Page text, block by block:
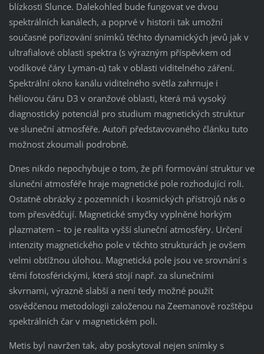
blízkosti Slunce. Dalekohled bude fungovat ve dvou
spektrálních kanálech, a poprvé v historii tak umožní
současné pořizování snímků těchto dynamických jevů jak v
ultrafialové oblasti spektra (s výrazným příspěvkem od
vodíkové čáry Lyman-α) tak v oblasti viditelného záření.
Spektrální okno kanálu viditelného světla zahrnuje i
héliovou čáru D3 v oranžové oblasti, která má vysoký
diagnostický potenciál pro studium magnetických struktur
ve sluneční atmosféře. Autoři představovaného článku tuto
možnost zkoumali podrobně.
Dnes nikdo nepochybuje o tom, že při formování struktur ve
sluneční atmosféře hraje magnetické pole rozhodující roli.
Ostatně obrázky z pozemních i kosmických přístrojů nás o
tom přesvědčují. Magnetické smyčky vyplněné horkým
plazmatem – to je realita vyšší sluneční atmosféry. Určení
intenzity magnetického pole v těchto strukturách je ovšem
velmi obtížnou úlohou. Magnetická pole jsou ve srovnání s
těmi fotosférickými, která stojí např. za slunečními
skvrnami, výrazně slabší a není tedy možné použít
osvědčenou metodologii založenou na Zeemanově rozštěpu
spektrálních čar v magnetickém poli.
Metis byl navržen tak, aby poskytoval nejen snímky s